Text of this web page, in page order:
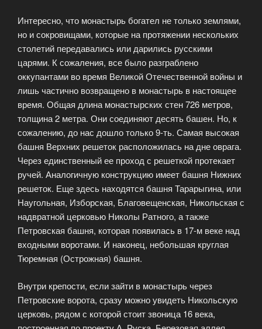
Интересно, что монастырь богател не только землями,
но и сокровищами, которые на протяжении нескольких
столетий передавались или дарились русскими
царями. К сожаления, все было разграблено
оккупантами во время Великой Отечественной войны и
лишь частично возвращено в монастырь в настоящее
время. Общая длина монастырских стен 726 метров,
толщина 2 метра. Они соединяют десять башен. Но, к
сожалению, до нас дошло только 9-ть. Самая высокая
башня Верхних решеток расположилась на дне оврага.
Через единственный ее проход с решеткой протекает
ручей. Аналогичную конструкцию имеет башня Нижних
решеток. Еще здесь находятся башня Тарарыгина, или
Наугольная, Изборская, Благовещенская, Никольская с
надвратной церковью Николы Ратного, а также
Петровская башня, которая появилась в 17-м веке над
входными воротами. И наконец, небольшая круглая
Тюремная (Острожная) башня.
Внутри крепости, если зайти в монастырь через
Петровские ворота, сразу можно увидеть Никольскую
церковь, рядом с которой стоит звоница 16 века,